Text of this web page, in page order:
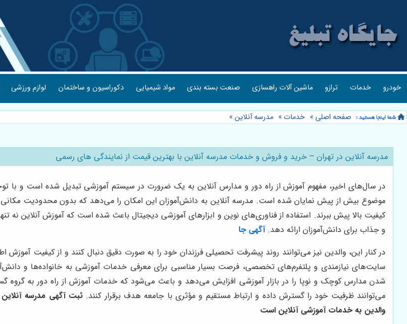
خودرو خدمات ترازو ماشین آلات راهسازی صنعت بسته بندی مواد شیمیایی دکوراسیون و ساختمان لوازم ورزشی
صفحه اصلی » خدمات » مدرسه آنلاین»
مدرسه آنلاین در تهران – خرید و فروش و خدمات مدرسه آنلاین با بهترین قیمت از نمایندگی های رسمی
در سال‌های اخیر، مفهوم آموزش از راه دور و مدارس آنلاین به یک ضرورت در سیستم آموزشی تبدیل شده است و با
موضوع بیش از پیش نمایان شده است. مدرسه آنلاین به دانش‌آموزان این امکان را می‌دهد که بدون محدودیت مکانی
کیفیت بالا پیش ببرند. استفاده از فناوری‌های نوین و ابزارهای آموزشی دیجیتال باعث شده است که آموزش آنلاین نه
و جذاب برای دانش‌آموزان ارائه دهد.آگهی جا
در کنار این، والدین نیز می‌توانند روند پیشرفت تحصیلی فرزندان خود را به صورت دقیق دنبال کنند و از کیفیت
سایت‌های نیازمندی و پلتفرم‌های تخصصی، فرصت بسیار مناسبی برای معرفی خدمات آموزشی به خانواده‌ها و
شدن مدارس کوچک و نوپا را در بازار آموزشی افزایش می‌دهد و باعث می‌شود که خدمات آموزش از راه دور به گروه
می‌توانند ظرفیت خود را گسترش داده و ارتباط مستقیم و مؤثری با جامعه هدف برقرار کنند. ثبت آگهی مدرسه
والدین به خدمات آموزشی آنلاین است